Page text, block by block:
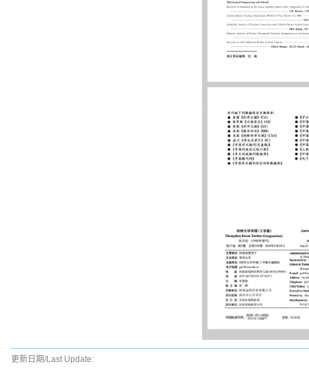
更新日期/Last Update: